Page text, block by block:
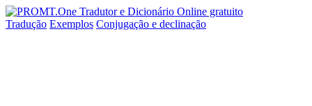
Tradução Exemplos Conjugação e declinação